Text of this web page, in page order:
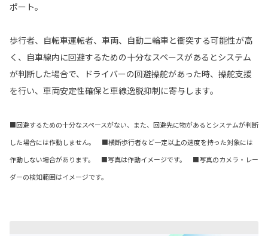
ポート。
歩行者、自転車運転者、車両、自動二輪車と衝突する可能性が高
く、自車線内に回避するための十分なスペースがあるとシステム
が判断した場合で、ドライバーの回避操舵があった時、操舵支援
を行い、車両安定性確保と車線逸脱抑制に寄与します。
■回避するための十分なスペースがない、また、回避先に物があるとシステムが判断
した場合には作動しません。 ■横断歩行者など一定以上の速度を持った対象には
作動しない場合があります。 ■写真は作動イメージです。 ■写真のカメラ・レー
ダーの検知範囲はイメージです。